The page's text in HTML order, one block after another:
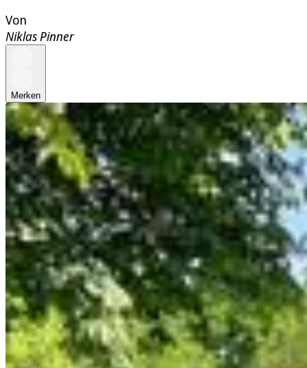
Von
Niklas Pinner
Merken